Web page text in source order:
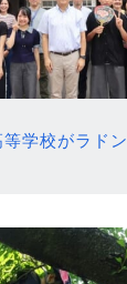
学校がラド